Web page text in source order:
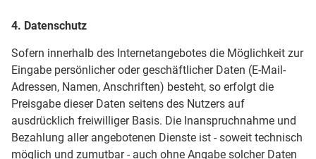
4. Datenschutz
Sofern innerhalb des Internetangebotes die Möglichkeit zur
Eingabe persönlicher oder geschäftlicher Daten (E-Mail-
Adressen, Namen, Anschriften) besteht, so erfolgt die
Preisgabe dieser Daten seitens des Nutzers auf
ausdrücklich freiwilliger Basis. Die Inanspruchnahme und
Bezahlung aller angebotenen Dienste ist - soweit technisch
möglich und zumutbar - auch ohne Angabe solcher Daten